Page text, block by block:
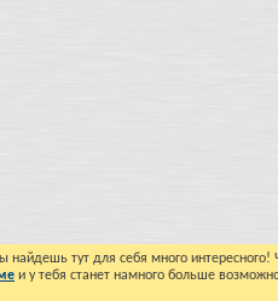
тут для себя много
и у тебя станет намного больше